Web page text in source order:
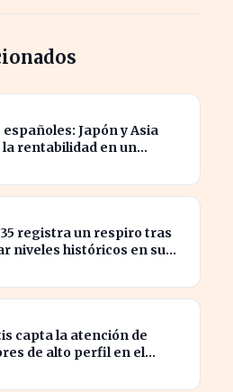
españoles: Japón y Asia
rentabilidad en un
registra un respiro tras
niveles históricos en su
capta la atención de
de alto perfil en el